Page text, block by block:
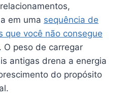
em uma sequência de
que você não consegue
. O peso de carregar
antigas drena a energia
do propósito